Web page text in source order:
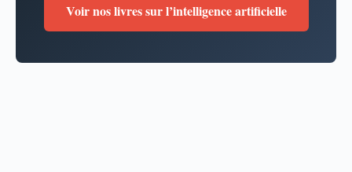
Voir nos livres sur l’intelligence artificielle